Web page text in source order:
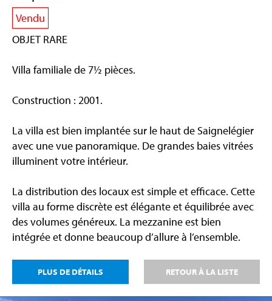
Vendu
OBJET RARE
Villa familiale de 7½ pièces.
Construction : 2001.
La villa est bien implantée sur le haut de Saignelégier
avec une vue panoramique. De grandes baies vitrées
illuminent votre intérieur.
La distribution des locaux est simple et efficace. Cette
villa au forme discrète est élégante et équilibrée avec
des volumes généreux. La mezzanine est bien
intégrée et donne beaucoup d’allure à l’ensemble.
PLUS DE DÉTAILS RETOUR À LA LISTE